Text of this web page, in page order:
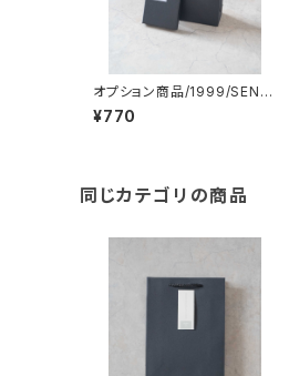
オプション商品/1999/SENTI
FTSアクセサリー用ラッピング
キット※単品購入不可
¥770
同じカテゴリの商品